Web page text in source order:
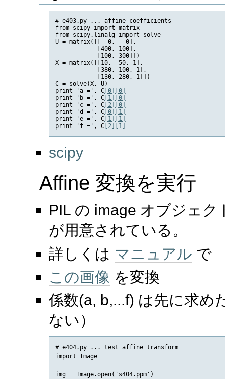
# e403.py ... affine coefficients
from scipy import matrix
from scipy.linalg import solve
U = matrix([[  0,   0],
            [400, 100],
            [100, 300]])
X = matrix([[10,  50, 1],
            [380, 100, 1],
            [130, 280, 1]])
C = solve(X, U)
print 'a =', C[0]
[0]
print 'b =', C[1]
[0]
print 'c =', C[2]
[0]
print 'd =', C[0]
[1]
print 'e =', C[1]
[1]
print 'f =', C[2] [1]
scipy
Affine 変換を実行
PIL の image オブジェ
が用意されている。
詳しくは マニュアル で
この画像 を変換
係数(a, b,...f) は先に求め
ない）
# e404.py ... test affine transform
import Image
img = Image.open('s404.ppm')